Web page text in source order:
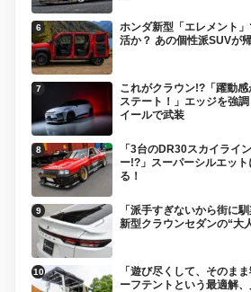
ホンダ新型「エレメント
活か？ あの個性派SUVが
これがクラウン!?「躍動
ステート！」エッジを強
イールで武装
「3台のDR30スカイライ
ー!?」スーパーシルエッ
る！
「派手すぎないから街に
新型クラウンセダンの“大
「遊び尽くして、そのま
ーフテントという最適解